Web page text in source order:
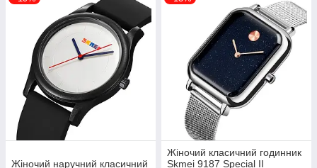
Жіночий наручний класичний
Жіночий класичний годинник
Skmei 9187 Special ІІ